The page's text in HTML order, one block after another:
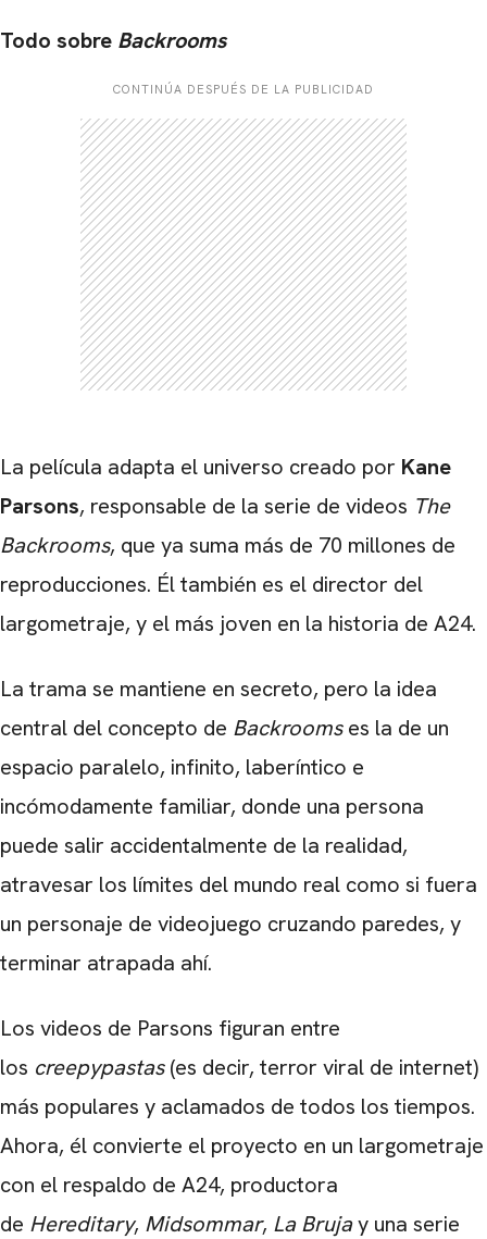
Todo sobre Backrooms
CONTINÚA DESPUÉS DE LA PUBLICIDAD
La película adapta el universo creado por Kane
Parsons, responsable de la serie de videos The
Backrooms, que ya suma más de 70 millones de
reproducciones. Él también es el director del
largometraje, y el más joven en la historia de A24.
La trama se mantiene en secreto, pero la idea
central del concepto de Backroomses la de un
espacio paralelo, infinito, laberíntico e
incómodamente familiar, donde una persona
puede salir accidentalmente de la realidad,
atravesar los límites del mundo real como si fuera
un personaje de videojuego cruzando paredes, y
terminar atrapada ahí.
Los videos de Parsons figuran entre
los creepypastas(es decir, terror viral de internet)
más populares y aclamados de todos los tiempos.
Ahora, él convierte el proyecto en un largometraje
con el respaldo de A24, productora
de Hereditary, Midsommar, La Brujay una serie